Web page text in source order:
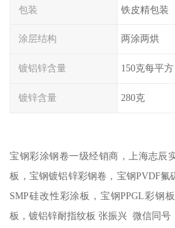
包装 铁皮精包装
涂层结构 两涂两烘
镀铝锌含量 150克每平方
镀锌含量 280克
宝钢彩涂钢卷一级经销商，上海志辰
板，宝钢镀铝锌彩钢卷，宝钢PVDF氟
SMP硅改性彩涂板，宝钢PPGL彩钢
板，镀铝锌耐指纹板 张振兴 微信同号